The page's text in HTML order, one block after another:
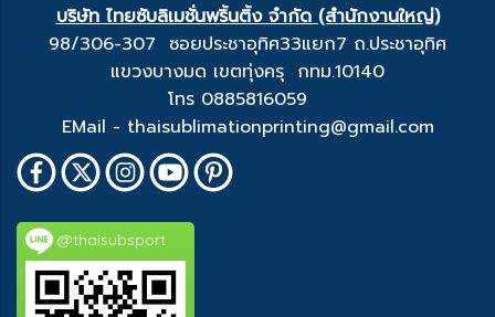
บริษัท ไทยซับลิเมชั่นพริ้นติ้ง จำกัด (สำนักงานใหญ่)
98/306-307 ซอยประชาอุทิศ33แยก7 ถ.ประชาอุทิศ
แขวงบางมด เขตทุ่งครุ กทม.10140
โทร 0885816059
EMail - thaisublimationprinting@gmail.com
@thaisubsport